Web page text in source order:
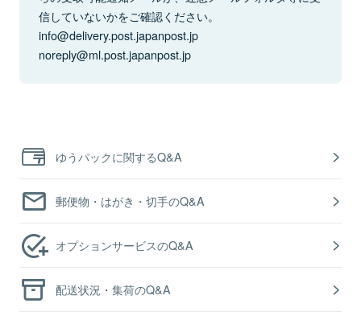
信していないかをご確認ください。
info@delivery.post.japanpost.jp
noreply@ml.post.japanpost.jp
ゆうパックに関するQ&A
郵便物・はがき・切手のQ&A
オプションサービスのQ&A
配送状況・集荷のQ&A